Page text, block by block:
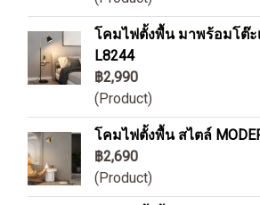
โคมไฟตั้งพื้น มาพร้อมโต๊ะ
L8244
฿2,990
(Product)
โคมไฟตั้งพื้น สไตล์
฿2,690
(Product)